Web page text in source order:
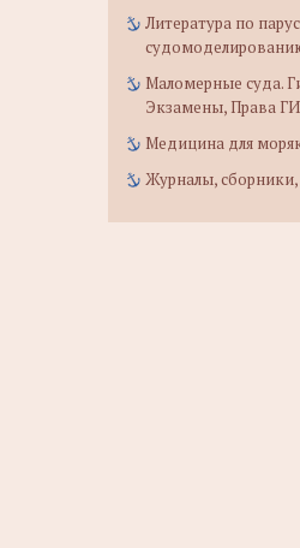
Литература по
Маломерные суда.
Экзамены, Права
Медицина для
Журналы,